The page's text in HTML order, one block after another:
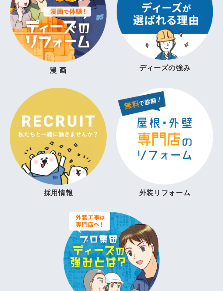
漫 画 ディーズの強み
採用情報 外装リフォーム